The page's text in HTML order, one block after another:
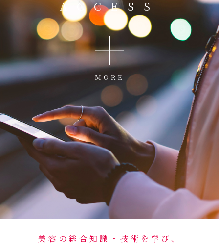
ACCESS
MORE
美容の総合知識・技術を学び、